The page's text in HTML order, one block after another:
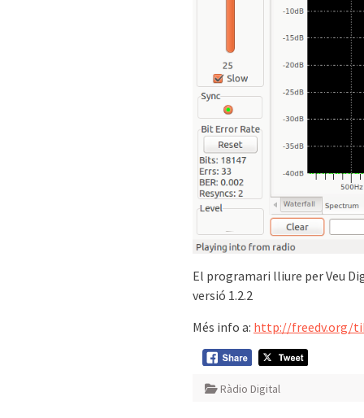
El programari lliure per Veu
versió 1.2.2
Més info a: http://freedv.org/
Ràdio Digital